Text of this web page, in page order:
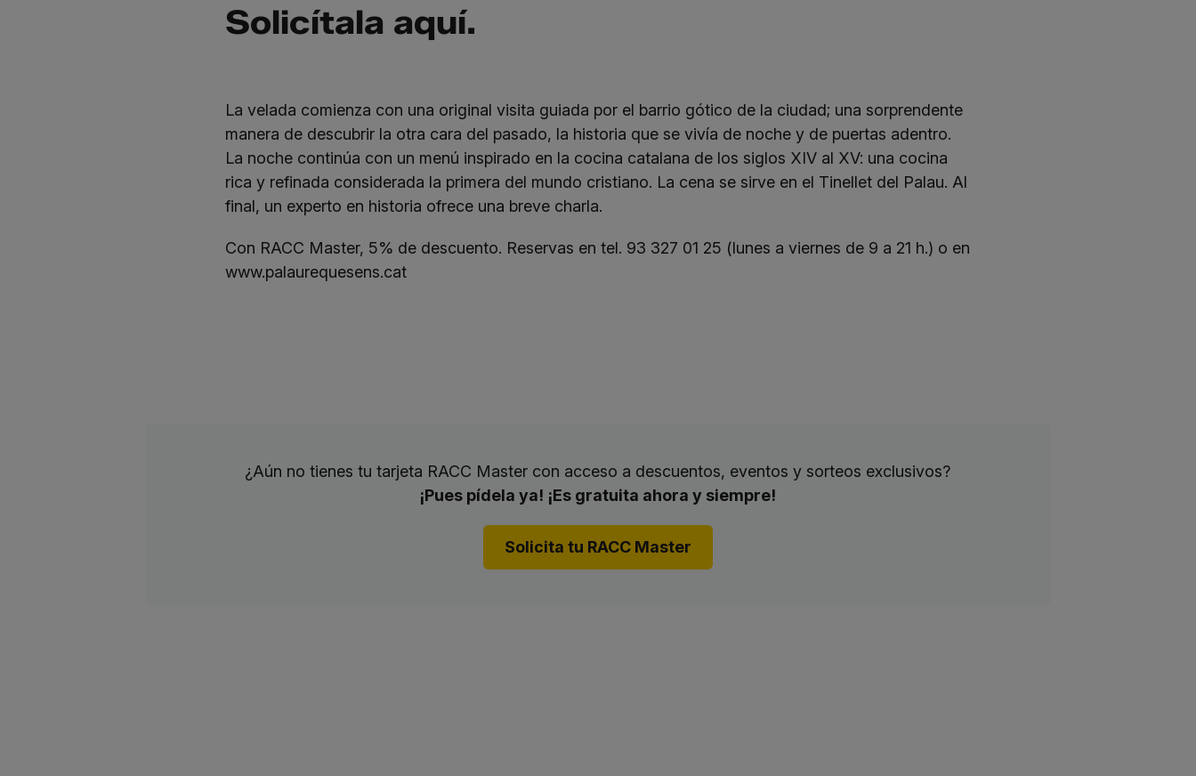
Solicítala aquí.
La velada comienza con una original visita guiada por el barrio gótico de la ciudad; una sorprendente
manera de descubrir la otra cara del pasado, la historia que se vivía de noche y de puertas adentro.
La noche continúa con un menú inspirado en la cocina catalana de los siglos XIV al XV: una cocina
rica y refinada considerada la primera del mundo cristiano. La cena se sirve en el Tinellet del Palau. Al
final, un experto en historia ofrece una breve charla.
Con RACC Master, 5% de descuento. Reservas en tel. 93 327 01 25 (lunes a viernes de 9 a 21 h.) o en
www.palaurequesens.cat
¿Aún no tienes tu tarjeta RACC Master con acceso a descuentos, eventos y sorteos exclusivos?
¡Pues pídela ya! ¡Es gratuita ahora y siempre!
Solicita tu RACC Master